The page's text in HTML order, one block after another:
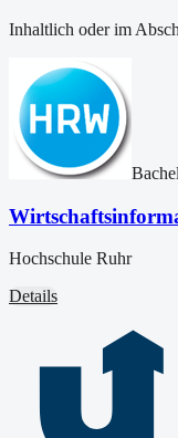
Inhaltlich oder im
Hochschule Ruhr
Details